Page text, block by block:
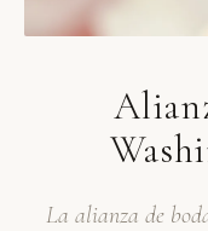
La alianza de